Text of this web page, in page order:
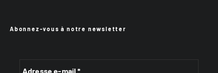
Abonnez-vous à notre newsletter